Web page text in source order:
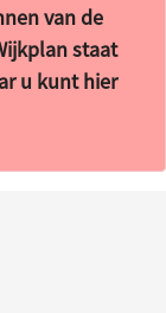
van de
staat
u kunt hier